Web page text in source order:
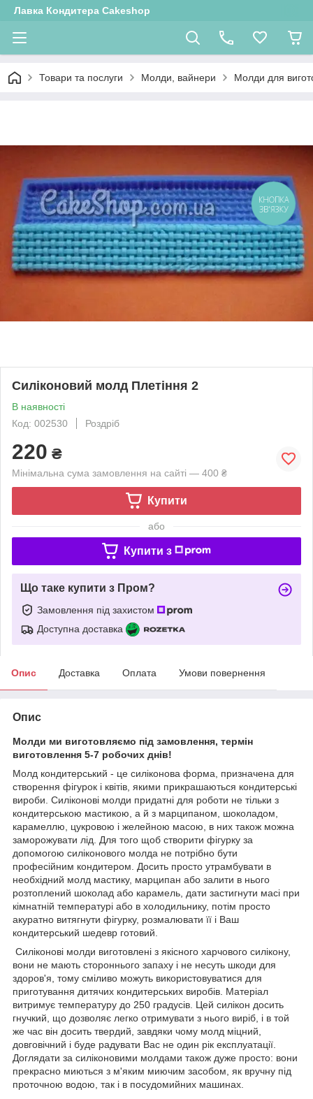
Лавка Кондитера Cakeshop
Товари та послуги Молди, вайнери Молди для
Силіконовий молд Плетіння 2
В наявності
Код: 002530
Роздріб
220 ₴
Мінімальна сума замовлення на сайті — 400 ₴
Купити
або
Купити з
Що таке купити з Пром?
Замовлення під захистом
Доступна доставка
Опис Доставка Оплата Умови повернення
Опис
Молди ми виготовляємо під замовлення, термін
виготовлення 5-7 робочих днів!
Молд кондитерський - це силіконова форма, призначена для
створення фігурок і квітів, якими прикрашаються кондитерські
вироби. Силіконові молди придатні для роботи не тільки з
кондитерською мастикою, а й з марципаном, шоколадом,
карамеллю, цукровою і желейною масою, в них також можна
заморожувати лід. Для того щоб створити фігурку за
допомогою силіконового молда не потрібно бути
професійним кондитером. Досить просто утрамбувати в
необхідний молд мастику, марципан або залити в нього
розтоплений шоколад або карамель, дати застигнути масі при
кімнатній температурі або в холодильнику, потім просто
акуратно витягнути фігурку, розмалювати її і Ваш
кондитерський шедевр готовий.
Силіконові молди виготовлені з якісного харчового силікону,
вони не мають стороннього запаху і не несуть шкоди для
здоров'я, тому сміливо можуть використовуватися для
приготування дитячих кондитерських виробів. Матеріал
витримує температуру до 250 градусів. Цей силікон досить
гнучкий, що дозволяє легко отримувати з нього виріб, і в той
же час він досить твердий, завдяки чому молд міцний,
довговічний і буде радувати Вас не один рік експлуатації.
Доглядати за силіконовими молдами також дуже просто: вони
прекрасно миються з м'яким миючим засобом, як вручну під
проточною водою, так і в посудомийних машинах.
КНОПКА
ЗВ'ЯЗКУ